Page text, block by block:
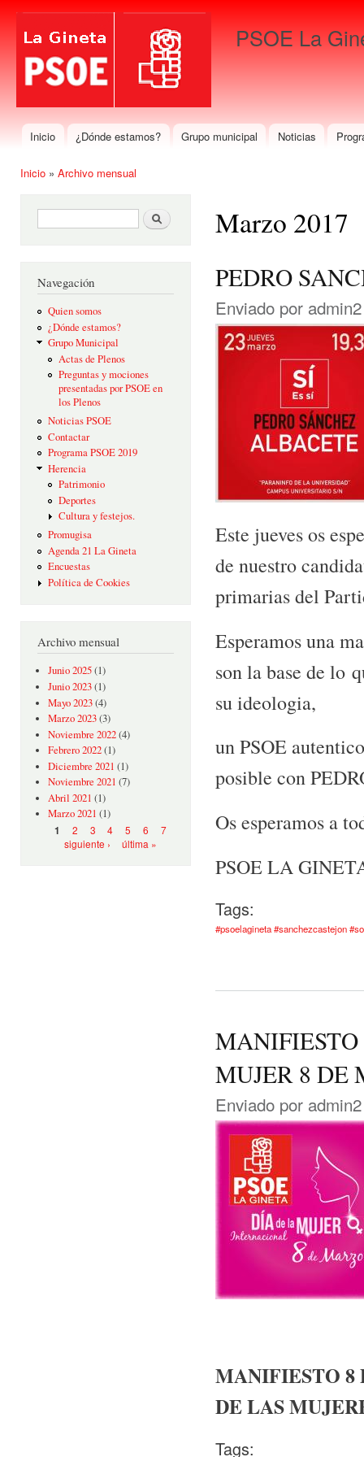
PSOE La
Menú principal
Inicio ¿Dónde estamos? Grupo municipal Noticias
Inicio » Archivo mensual
Formulario de búsquedaBuscar
Navegación
Quien somos
¿Dónde estamos?
Grupo Municipal
Actas de Plenos
Preguntas y mociones
presentadas por PSOE en
los Plenos
Noticias PSOE
Contactar
Programa PSOE 2019
Herencia
Patrimonio
Deportes
Cultura y festejos.
Promugisa
Agenda 21 La Gineta
Encuestas
Política de Cookies
Archivo mensual
Junio 2025(1)
Junio 2023(1)
Mayo 2023(4)
Marzo 2023(3)
Noviembre 2022(4)
Febrero 2022(1)
Diciembre 2021 (1)
Noviembre 2021 (7)
Abril 2021 (1)
Marzo 2021 (1)
Páginas
1 2 3 4 5 6
7
siguiente ›
última »
Marzo 2017
PEDRO
Enviado por admin2
Este jueves os
de nuestro
primarias del
Esperamos una
son la base de lo
su ideologia,
un PSOE
posible con
Os esperamos a
PSOE LA
Tags:
#psoelagineta #sanchezcastejon
MUJER 8 DE
Enviado por admin2
MANIFIESTO 8
DE LAS
Tags: